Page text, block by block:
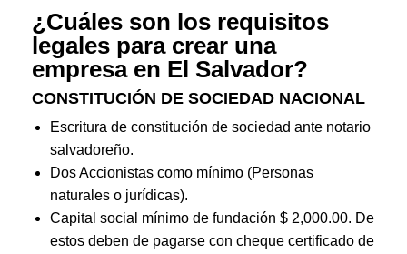
¿Cuáles son los requisitos
legales para crear una
empresa en El Salvador?
CONSTITUCIÓN DE SOCIEDAD NACIONAL
Escritura de constitución de sociedad ante notario
salvadoreño.
Dos Accionistas como mínimo (Personas
naturales o jurídicas).
Capital social mínimo de fundación $ 2,000.00. De
estos deben de pagarse con cheque certificado de